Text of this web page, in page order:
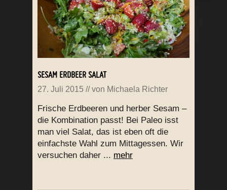
SESAM ERDBEER SALAT
27. Juli 2015 // von Michaela Richter
Frische Erdbeeren und herber Sesam –
die Kombination passt! Bei Paleo isst
man viel Salat, das ist eben oft die
einfachste Wahl zum Mittagessen. Wir
versuchen daher ... mehr